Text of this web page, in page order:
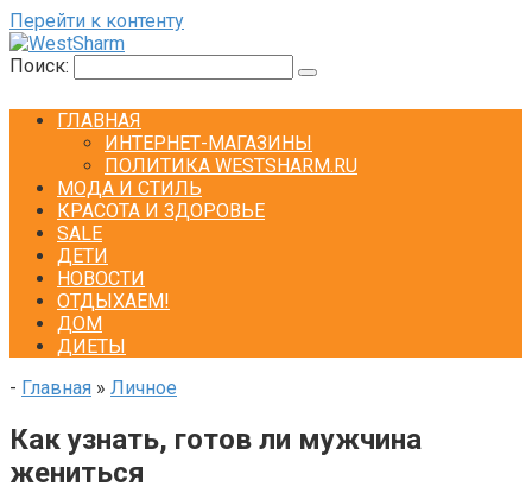
Перейти к контенту
Поиск:
ГЛАВНАЯ
ИНТЕРНЕТ-МАГАЗИНЫ
ПОЛИТИКА WESTSHARM.RU
МОДА И СТИЛЬ
КРАСОТА И ЗДОРОВЬЕ
SALE
ДЕТИ
НОВОСТИ
ОТДЫХАЕМ!
ДОМ
ДИЕТЫ
- Главная » Личное
Как узнать, готов ли мужчина
жениться